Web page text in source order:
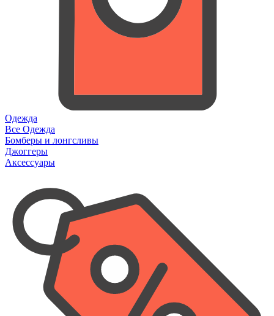
Одежда
Все Одежда
Бомберы и лонгсливы
Джоггеры
Аксессуары